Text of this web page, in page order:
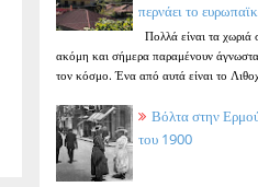
περνάει το
Πολλά είναι τα
ακόμη και σήμερα παραμένουν
τον κόσμο. Ένα από αυτά είναι το
Βόλτα στην
του 1900